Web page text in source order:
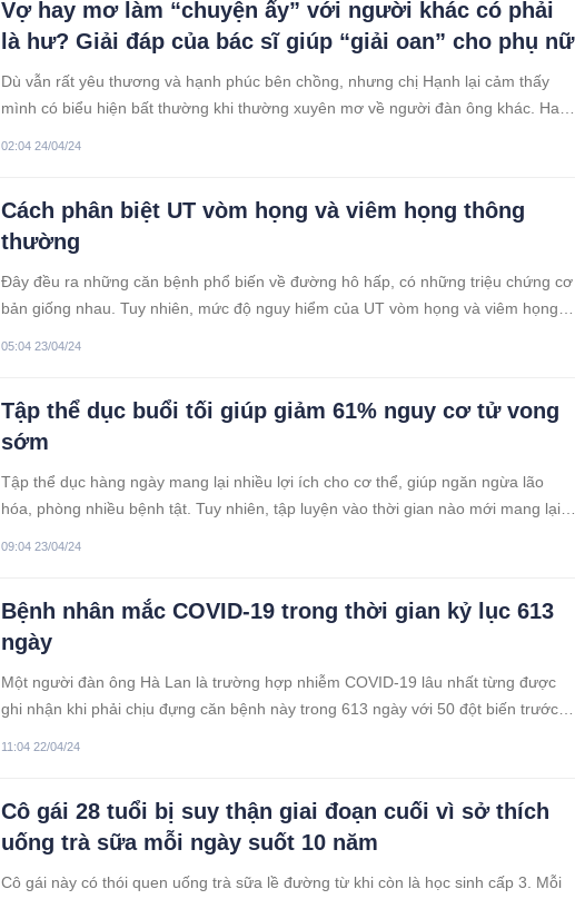
Vợ hay mơ làm “chuyện ấy” với người khác có phải
là hư? Giải đáp của bác sĩ giúp “giải oan” cho phụ nữ
Dù vẫn rất yêu thương và hạnh phúc bên chồng, nhưng chị Hạnh lại cảm thấy
mình có biểu hiện bất thường khi thường xuyên mơ về người đàn ông khác. Hai
02:04 24/04/24
Cách phân biệt UT vòm họng và viêm họng thông
thường
Đây đều ra những căn bệnh phổ biến về đường hô hấp, có những triệu chứng cơ
bản giống nhau. Tuy nhiên, mức độ nguy hiểm của UT vòm họng và viêm họng
05:04 23/04/24
Tập thể dục buổi tối giúp giảm 61% nguy cơ tử vong
sớm
Tập thể dục hàng ngày mang lại nhiều lợi ích cho cơ thể, giúp ngăn ngừa lão
hóa, phòng nhiều bệnh tật. Tuy nhiên, tập luyện vào thời gian nào mới mang lại
09:04 23/04/24
Bệnh nhân mắc COVID-19 trong thời gian kỷ lục 613
ngày
Một người đàn ông Hà Lan là trường hợp nhiễm COVID-19 lâu nhất từng được
ghi nhận khi phải chịu đựng căn bệnh này trong 613 ngày với 50 đột biến trước
11:04 22/04/24
Cô gái 28 tuổi bị suy thận giai đoạn cuối vì sở thích
uống trà sữa mỗi ngày suốt 10 năm
Cô gái này có thói quen uống trà sữa lề đường từ khi còn là học sinh cấp 3. Mỗi